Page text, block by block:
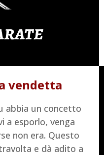
vendetta
abbia un concetto
a esporlo, venga
non era. Questo
e dà adito a